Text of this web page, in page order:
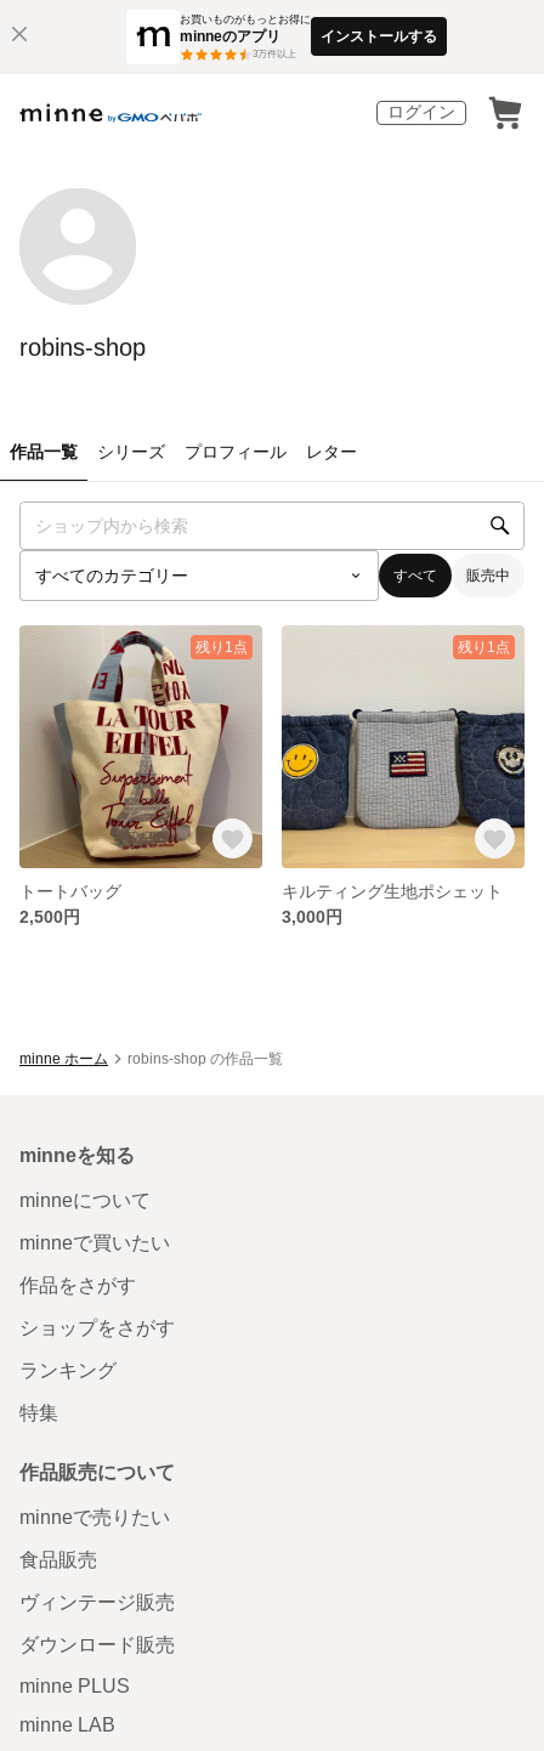
お買いものがもっとお得に
minneのアプリ
3万件以上
インストールする
ログイン
robins-shop
作品一覧 シリーズ プロフィール レター
すべて 販売中
残り1点
トートバッグ
2,500円
残り1点
キルティング生地ポシェット
3,000円
minne ホーム robins-shop の作品一覧
minneを知る
minneについて
minneで買いたい
作品をさがす
ショップをさがす
ランキング
特集
作品販売について
minneで売りたい
食品販売
ヴィンテージ販売
ダウンロード販売
minne PLUS
minne LAB